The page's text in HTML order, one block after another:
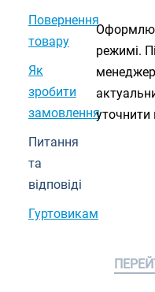
Повернення
товару
Як
зробити
замовлення
Питання
та
відповіді
Гуртовикам
режимі.
уточнити